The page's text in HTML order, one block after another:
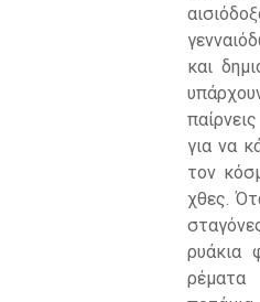
και
για να
τον
χθες.
ρυάκια